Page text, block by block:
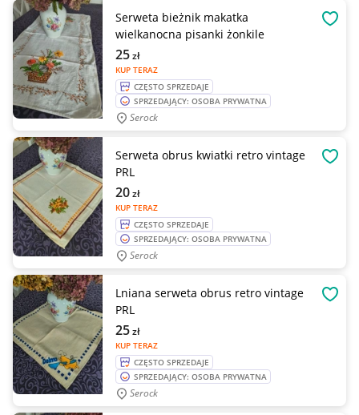
Serweta bieżnik makatka
wielkanocna pisanki żonkile
KUP TERAZ
25zł
CZĘSTO SPRZEDAJE
SPRZEDAJĄCY: OSOBA PRYWATNA
Serock
Serweta obrus kwiatki retro vintage
PRL
KUP TERAZ
20zł
CZĘSTO SPRZEDAJE
SPRZEDAJĄCY: OSOBA PRYWATNA
Serock
Lniana serweta obrus retro vintage
PRL
KUP TERAZ
25zł
CZĘSTO SPRZEDAJE
SPRZEDAJĄCY: OSOBA PRYWATNA
Serock